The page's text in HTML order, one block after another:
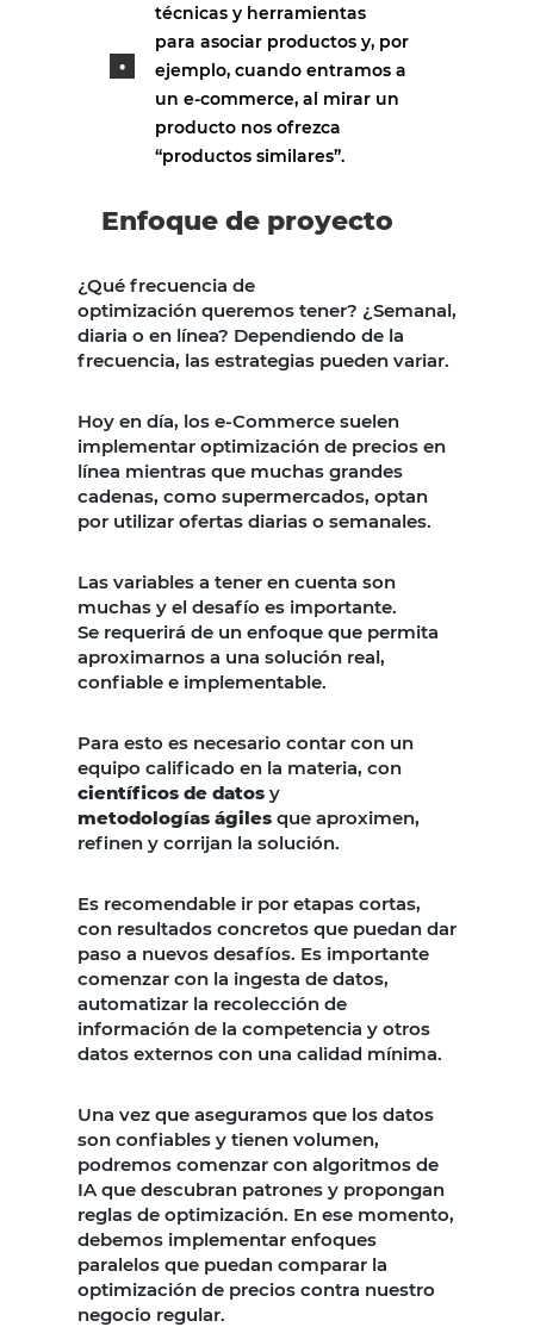
técnicas y herramientas
para asociar productos y, por
ejemplo, cuando entramos a
un e-commerce, al mirar un
producto nos ofrezca
“productos similares”.
Enfoque de proyecto
¿Qué frecuencia de
optimización queremos tener? ¿Semanal,
diaria o en línea? Dependiendo de la
frecuencia, las estrategias pueden variar.
Hoy en día, los e-Commerce suelen
implementar optimización de precios en
línea mientras que muchas grandes
cadenas, como supermercados, optan
por utilizar ofertas diarias o semanales.
Las variables a tener en cuenta son
muchas y el desafío es importante.
Se requerirá de un enfoque que permita
aproximarnos a una solución real,
confiable e implementable.
Para esto es necesario contar con un
equipo calificado en la materia, con
científicos de datos y
metodologías ágiles que aproximen,
refinen y corrijan la solución.
Es recomendable ir por etapas cortas,
con resultados concretos que puedan dar
paso a nuevos desafíos. Es importante
comenzar con la ingesta de datos,
automatizar la recolección de
información de la competencia y otros
datos externos con una calidad mínima.
Una vez que aseguramos que los datos
son confiables y tienen volumen,
podremos comenzar con algoritmos de
IA que descubran patrones y propongan
reglas de optimización. En ese momento,
debemos implementar enfoques
paralelos que puedan comparar la
optimización de precios contra nuestro
negocio regular.